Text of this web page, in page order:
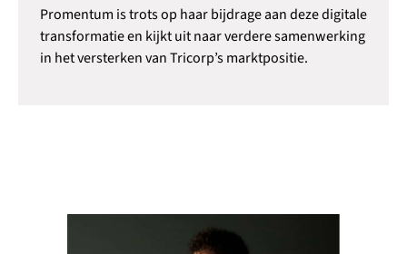
Promentum is trots op haar bijdrage aan deze digitale
transformatie en kijkt uit naar verdere samenwerking
in het versterken van Tricorp’s marktpositie.